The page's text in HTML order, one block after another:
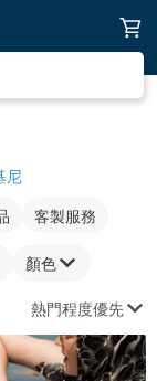
尼
客製服務
顏色
熱門程度優先